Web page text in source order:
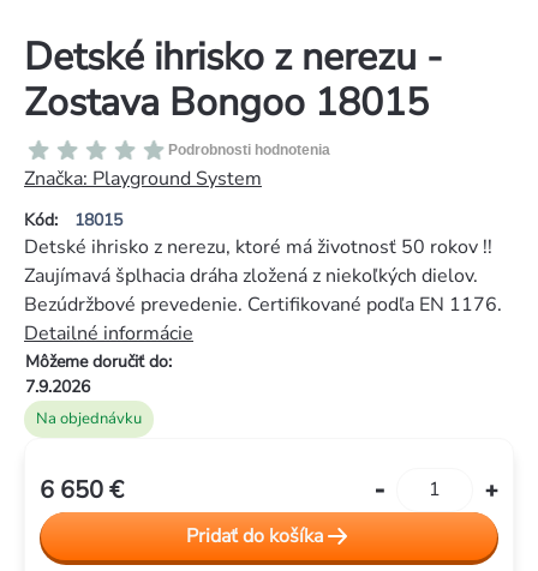
Detské ihrisko z nerezu -
Zostava Bongoo 18015
Kód: 18015
Priemerné
hodnotenie
produktu
je
0,0
z
5
hviezdičiek.
Podrobnosti hodnotenia
Značka: Playground System
Na objednávku
Môžeme doručiť do:
7.9.2026
Detské ihrisko z nerezu, ktoré má životnosť 50 rokov !!
Zaujímavá šplhacia dráha zložená z niekoľkých dielov.
Bezúdržbové prevedenie. Certifikované podľa EN 1176.
Detailné informácie
6 650 €
cena:Pridať do košíka